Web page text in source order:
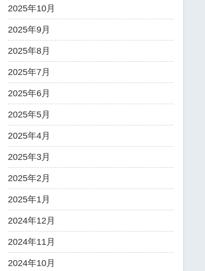
2025年10月
2025年9月
2025年8月
2025年7月
2025年6月
2025年5月
2025年4月
2025年3月
2025年2月
2025年1月
2024年12月
2024年11月
2024年10月